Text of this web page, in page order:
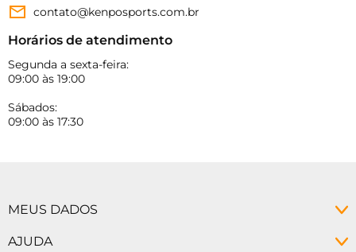
contato@kenposports.com.br
Horários de atendimento
Segunda a sexta-feira:
09:00 às 19:00
Sábados:
09:00 às 17:30
MEUS DADOS
AJUDA